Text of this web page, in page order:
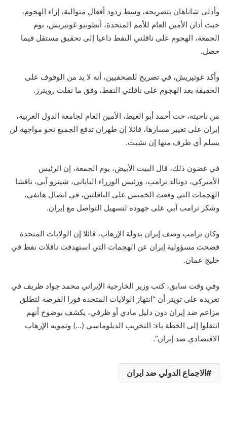
وأدلى شاناهان بتصريحه، وسط ردود أفعال متوالية، إزاء الهجوم،
حيث أدان الأمين العام للأمم المتحدة، أنطونيو غوتيريش، يوم
الجمعة، الهجوم على ناقلتي النفط داعيا إلى تحقيق مستقل فيما
حصل.
وأكد غوتيريش، في تصريح للصحفيين، أنه لا بد من الوقوف على
الحقيقة بعد الهجوم على ناقلتي النفط، وفق ما نقلت رويترز.
من ناحيته، حث أحمد أبو الغيط، الأمين العام لجامعة الدول العربية،
إيران على تغيير مسارها، قائلا إن طهران تدفع الجميع نحو مواجهة لن
يسلم أي طرف منها إن نشبت.
في غضون ذلك، قال البيت الأبيض، يوم الجمعة، إن الرئيس
الأميركي، دونالد ترامب، ورئيس الوزراء الياباني، شينزو آبي، ناقشا
الهجمات التي وقعت الخميس على الناقلتين، في اتصال هاتفي،
وشكر ترامب آبي على جهوده لتسهيل التواصل مع إيران.
وكان ترامب وصف إيران بدولة الإرهاب، قائلا إن الولايات المتحدة
فضحت مسؤولية إيران عن الهجمات التي استهدفت ناقلات نفط في
خليج عمان.
وفي وقت سابق، كتب وزير الخارجية الإيراني محمد جواد ظريف في
تغريدة على تويتر أن “انتهاز الولايات المتحدة فورا الفرصة لتطلق
مزاعم ضد إيران دون دليل مادي أو ظرفي، يكشف بوضوح أنهم
انتقلوا إلى الخطة باء: التخريب الدبلوماسي (…) وتمويه الإرهاب
الاقتصادي ضد إيران”.
الاجماع الدولي ضد ايران